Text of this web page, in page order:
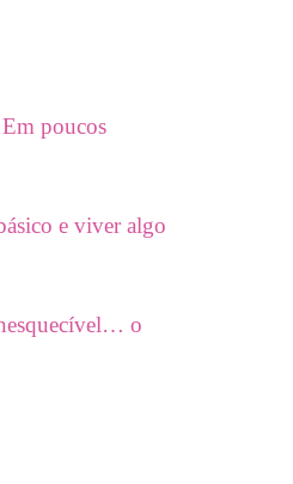
poucos
e viver algo
o